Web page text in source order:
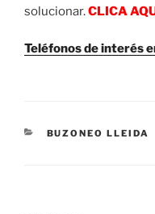
solucionar.CLICA
Teléfonos de interés
CATEGORIES
BUZONEO LLEIDA